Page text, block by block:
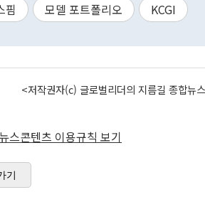
핌 모델 포트폴리오 KCGI
<저작권자(c) 글로벌리더의 지름길 종합
스콘텐츠 이용규칙 보기
기